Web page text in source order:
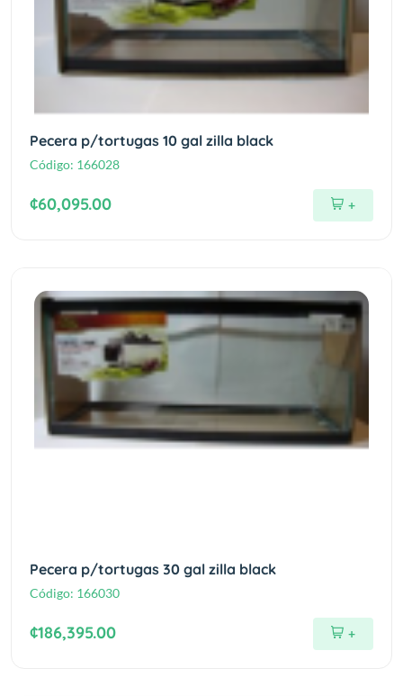
Pecera p/tortugas 10 gal zilla black
Código: 166028
¢60,095.00 +
Pecera p/tortugas 30 gal zilla black
Código: 166030
¢186,395.00 +